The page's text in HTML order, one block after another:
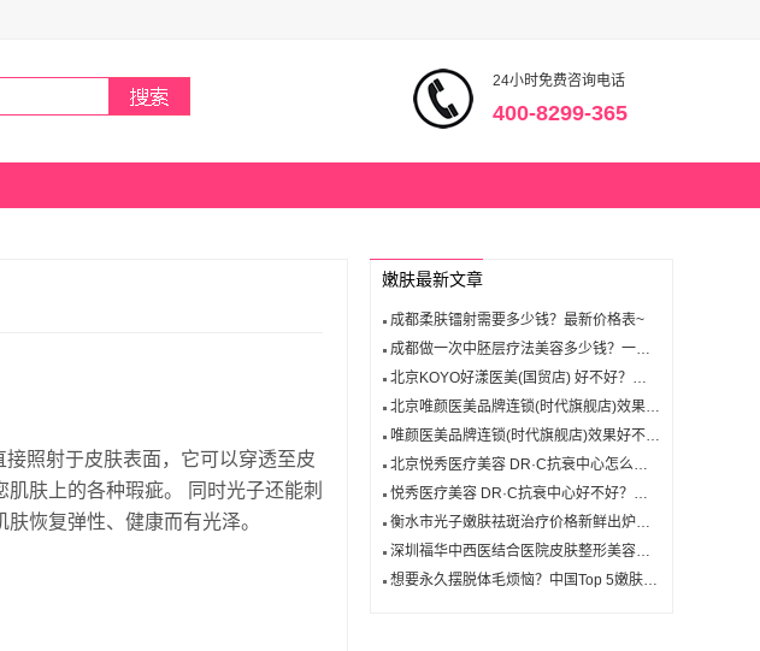
24小时免费咨询电话
400-8299-365
照射于皮肤表面，它可以穿透至皮
肤上的各种瑕疵。 同时光子还能刺
恢复弹性、健康而有光泽。
嫩肤最新文章
成都柔肤镭射需要多少钱？最新价格表~
成都做一次中胚层疗法美容多少钱？一篇文章告诉你答案！
北京KOYO好漾医美(国贸店) 好不好？口碑如何看这里!
北京唯颜医美品牌连锁(时代旗舰店)效果好不好？顾客真实评价
唯颜医美品牌连锁(时代旗舰店)效果好不好？看这里就知道!
北京悦秀医疗美容 DR·C抗衰中心怎么样？顾客好评才是根本
悦秀医疗美容 DR·C抗衰中心好不好？口碑如何看这里!
衡水市光子嫩肤祛斑治疗价格新鲜出炉，是否物有所值？
深圳福华中西医结合医院皮肤整形美容科最新价格表揭晓，你准备好了吗？
想要永久摆脱体毛烦恼？中国Top 5嫩肤光子脱毛医院能帮到您吗？